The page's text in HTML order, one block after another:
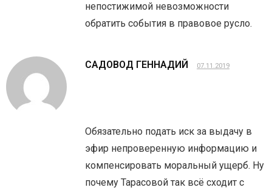
непостижимой невозможности
обратить события в правовое русло.
САДОВОД ГЕННАДИЙ 07.11.2019
Обязательно подать иск за выдачу в
эфир непроверенную информацию и
компенсировать моральный ущерб. Ну
почему Тарасовой так всё сходит с